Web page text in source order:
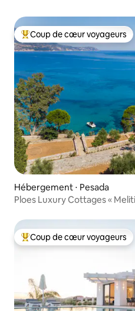
Coups de cœur voyageurs les
Coup de cœur voyageurs
Hébergement ⋅ Pesada
Ploes Luxury Cottages «
Coups de cœur voyageurs les
Coup de cœur voyageurs